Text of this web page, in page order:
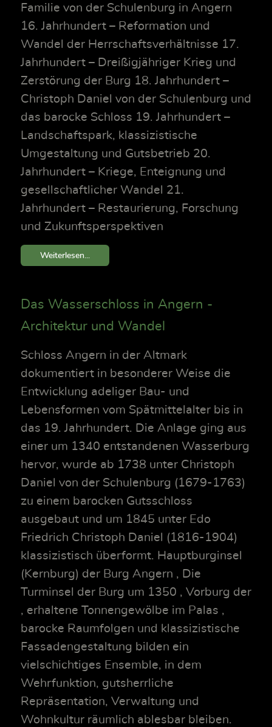
Familie von der Schulenburg in Angern
16. Jahrhundert – Reformation und
Wandel der Herrschaftsverhältnisse 17.
Jahrhundert – Dreißigjähriger Krieg und
Zerstörung der Burg 18. Jahrhundert –
Christoph Daniel von der Schulenburg und
das barocke Schloss 19. Jahrhundert –
Landschaftspark, klassizistische
Umgestaltung und Gutsbetrieb 20.
Jahrhundert – Kriege, Enteignung und
gesellschaftlicher Wandel 21.
Jahrhundert – Restaurierung, Forschung
und Zukunftsperspektiven
Weiterlesen...
Das Wasserschloss in Angern -
Architektur und Wandel
Schloss Angern in der Altmark
dokumentiert in besonderer Weise die
Entwicklung adeliger Bau- und
Lebensformen vom Spätmittelalter bis in
das 19. Jahrhundert. Die Anlage ging aus
einer um 1340 entstandenen Wasserburg
hervor, wurde ab 1738 unter Christoph
Daniel von der Schulenburg (1679-1763)
zu einem barocken Gutsschloss
ausgebaut und um 1845 unter Edo
Friedrich Christoph Daniel (1816-1904)
klassizistisch überformt. Hauptburginsel
(Kernburg) der Burg Angern , Die
Turminsel der Burg um 1350 , Vorburg der
, erhaltene Tonnengewölbe im Palas ,
barocke Raumfolgen und klassizistische
Fassadengestaltung bilden ein
vielschichtiges Ensemble, in dem
Wehrfunktion, gutsherrliche
Repräsentation, Verwaltung und
Wohnkultur räumlich ablesbar bleiben.